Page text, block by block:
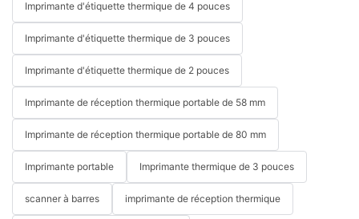
Imprimante d'étiquette thermique de 4 pouces
Imprimante d'étiquette thermique de 3 pouces
Imprimante d'étiquette thermique de 2 pouces
Imprimante de réception thermique portable de 58 mm
Imprimante de réception thermique portable de 80 mm
Imprimante portable Imprimante thermique de 3 pouces
scanner à barres imprimante de réception thermique